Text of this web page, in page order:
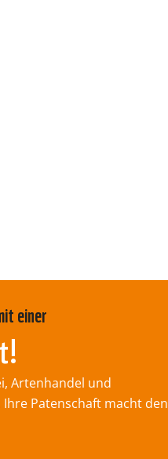
einer
Artenhandel und
Patenschaft macht den